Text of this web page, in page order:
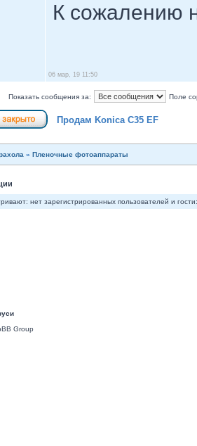
К сожалению
06 мар, 19 11:50
Показать сообщения за: Поле
Продам Konica C35 EF
» Пленочные фотоаппараты
нет зарегистрированных пользователей и
Group